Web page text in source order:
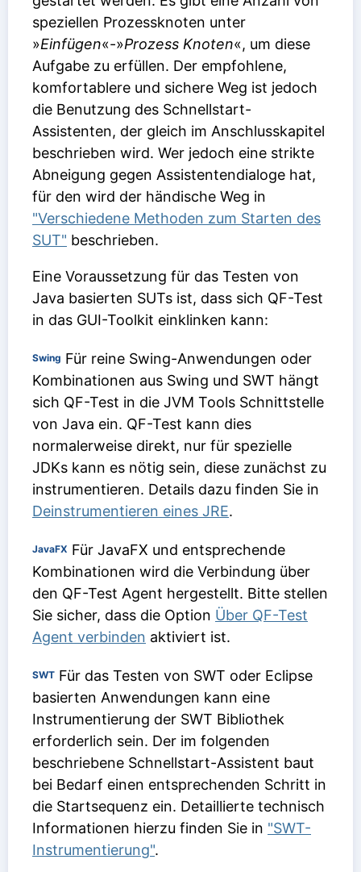
speziellen Prozessknoten unter
»Einfügen«-»Prozess Knoten«, um diese
Aufgabe zu erfüllen. Der empfohlene,
komfortablere und sichere Weg ist jedoch
die Benutzung des Schnellstart-
Assistenten, der gleich im Anschlusskapitel
beschrieben wird. Wer jedoch eine strikte
Abneigung gegen Assistentendialoge hat,
für den wird der händische Weg in
"Verschiedene Methoden zum Starten des
SUT" beschrieben.
Eine Voraussetzung für das Testen von
Java basierten SUTs ist, dass sich QF-Test
in das GUI-Toolkit einklinken kann:
Swing Für reine Swing-Anwendungen oder
Kombinationen aus Swing und SWT hängt
sich QF-Test in die JVM Tools Schnittstelle
von Java ein. QF-Test kann dies
normalerweise direkt, nur für spezielle
JDKs kann es nötig sein, diese zunächst zu
instrumentieren. Details dazu finden Sie in
Deinstrumentieren eines JRE.
JavaFX Für JavaFX und entsprechende
Kombinationen wird die Verbindung über
den QF-Test Agent hergestellt. Bitte stellen
Sie sicher, dass die Option Über QF-Test
Agent verbinden aktiviert ist.
SWT Für das Testen von SWT oder Eclipse
basierten Anwendungen kann eine
Instrumentierung der SWT Bibliothek
erforderlich sein. Der im folgenden
beschriebene Schnellstart-Assistent baut
bei Bedarf einen entsprechenden Schritt in
die Startsequenz ein. Detaillierte technisch
Informationen hierzu finden Sie in "SWT-
Instrumentierung".